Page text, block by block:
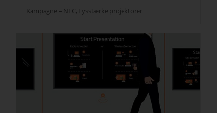
Kampagne – NEC, Lysstærke projektorer